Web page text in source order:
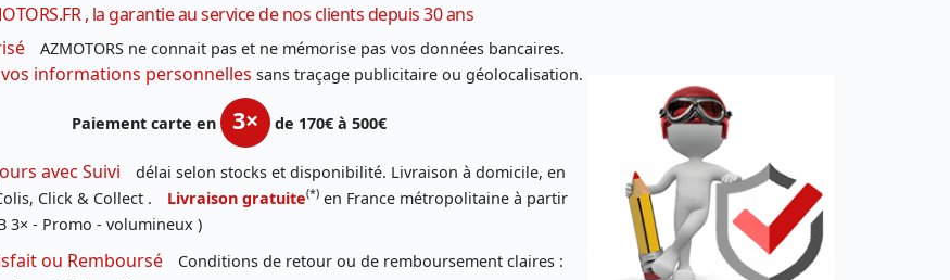
, la garantie au service de nos clients depuis 30 ans
AZMOTORS ne connait pas et ne mémorise pas vos données bancaires.
informations personnelles sans traçage publicitaire ou géolocalisation.
Paiement carte en 3× de 170€ à 500€
avec Suivi
délai selon stocks et disponibilité. Livraison à domicile, en
Click & Collect .
Livraison gratuite(*) en France métropolitaine à partir
3× - Promo - volumineux )
ou Remboursé
Conditions de retour ou de remboursement claires :